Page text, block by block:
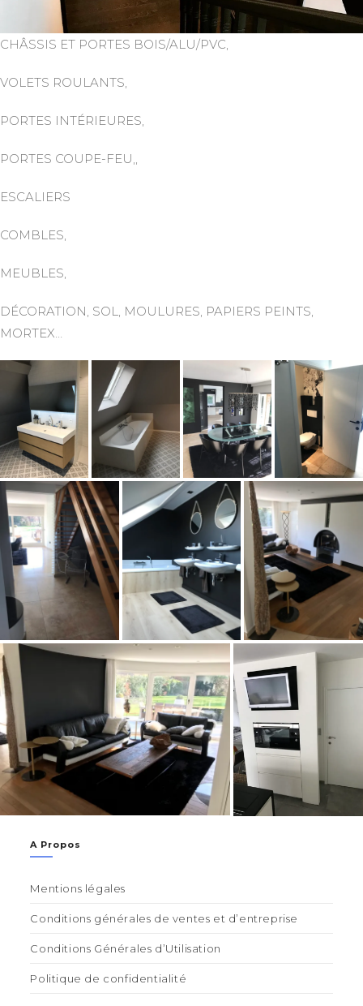
CHÂSSIS ET PORTES BOIS/ALU/PVC,
VOLETS ROULANTS,
PORTES INTÉRIEURES,
PORTES COUPE-FEU,,
ESCALIERS
COMBLES,
MEUBLES,
DÉCORATION, SOL, MOULURES, PAPIERS PEINTS,
MORTEX…
A Propos
Mentions légales
Conditions générales de ventes et d’entreprise
Conditions Générales d’Utilisation
Politique de confidentialité